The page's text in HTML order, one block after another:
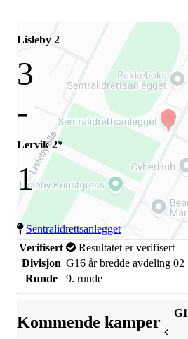
Lisleby 2
3
-
Lervik 2*
1
Sentralidrettsanlegget
Verifisert
Resultatet er verifisert
Divisjon G16 år bredde avdeling 02
Runde
9. runde
Kommende kamper